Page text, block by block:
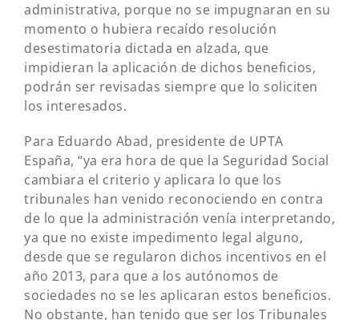
administrativa, porque no se impugnaran en su
momento o hubiera recaído resolución
desestimatoria dictada en alzada, que
impidieran la aplicación de dichos beneficios,
podrán ser revisadas siempre que lo soliciten
los interesados.
Para Eduardo Abad, presidente de UPTA
España, “ya era hora de que la Seguridad Social
cambiara el criterio y aplicara lo que los
tribunales han venido reconociendo en contra
de lo que la administración venía interpretando,
ya que no existe impedimento legal alguno,
desde que se regularon dichos incentivos en el
año 2013, para que a los autónomos de
sociedades no se les aplicaran estos beneficios.
No obstante, han tenido que ser los Tribunales